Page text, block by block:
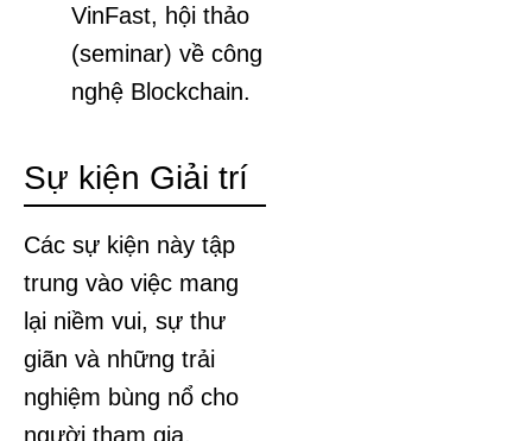
VinFast, hội thảo
(seminar) về công
nghệ Blockchain.
Sự kiện Giải trí
Các sự kiện này tập
trung vào việc mang
lại niềm vui, sự thư
giãn và những trải
nghiệm bùng nổ cho
người tham gia.